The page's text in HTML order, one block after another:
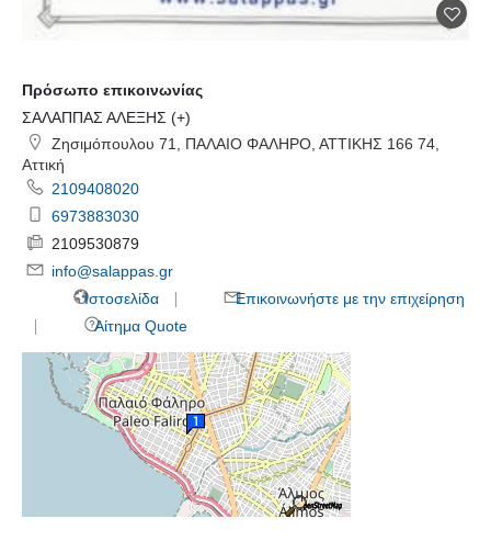
Πρόσωπο επικοινωνίας
ΣΑΛΑΠΠΑΣ ΑΛΕΞΗΣ (+)
Ζησιμόπουλου 71, ΠΑΛΑΙΟ ΦΑΛΗΡΟ, ΑΤΤΙΚΗΣ 166 74,
Αττική
2109408020
6973883030
2109530879
info@salappas.gr
Ιστοσελίδα
Επικοινωνήστε με την επιχείρηση
Αίτημα Quote